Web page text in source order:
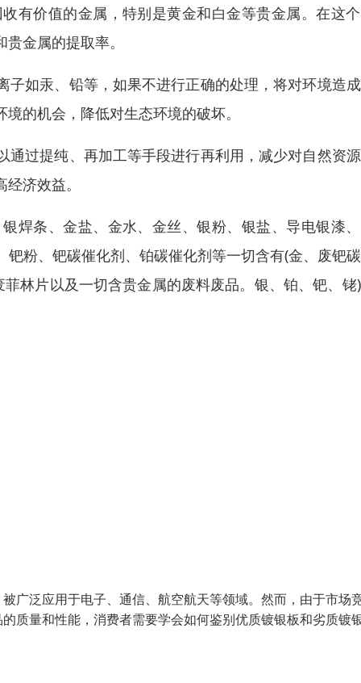
有价值的金属，特别是黄金和白金等贵金属。在这
金属的提取率。
如汞、铅等，如果不进行正确的处理，将对环境造
的机会，降低对生态环境的破坏。
过提纯、再加工等手段进行再利用，减少对自然资
济效益。
焊条、金盐、金水、金丝、银粉、银盐、导电银漆
粉、钯碳催化剂、铂碳催化剂等一切含有(金、废钯
林片以及一切含贵金属的废料废品。银、铂、钯、铑
广泛应用于电子、通信、航空航天等领域。然而，由于市场
质量和性能，消费者需要学会如何鉴别优质镀银板和劣质镀